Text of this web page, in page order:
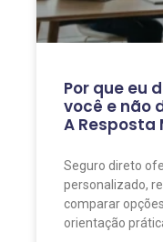
Por que eu
você e não
A
Seguro direto
personalizado,
comparar
orientação